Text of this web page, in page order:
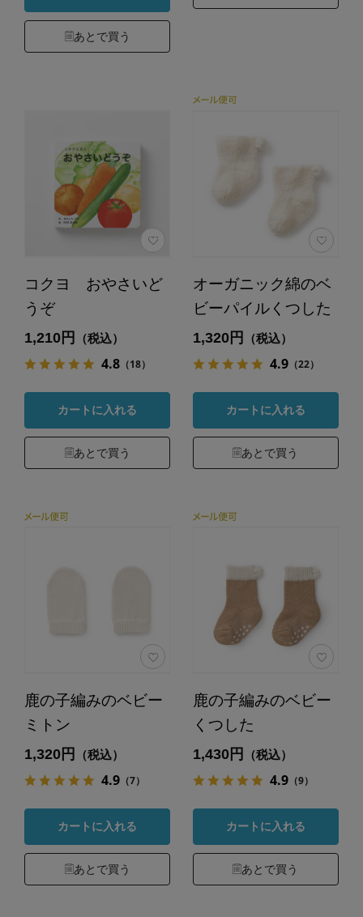
あとで買う
コクヨ おやさいど
うぞ
1,210円 （税込）
4.8（18）
カートに入れる
あとで買う
オーガニック綿のベ
ビーパイルくつした
1,320円 （税込）
4.9（22）
カートに入れる
あとで買う
鹿の子編みのベビー
ミトン
1,320円 （税込）
4.9（7）
カートに入れる
あとで買う
鹿の子編みのベビー
くつした
1,430円 （税込）
4.9（9）
カートに入れる
あとで買う